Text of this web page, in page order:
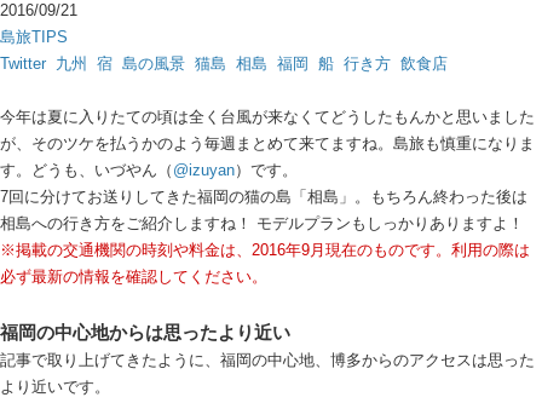
2016/09/21
島旅TIPS
Twitter 九州 宿 島の風景 猫島 相島 福岡 船 行き方 飲食店
今年は夏に入りたての頃は全く台風が来なくてどうしたもんかと思いました
が、そのツケを払うかのよう毎週まとめて来てますね。島旅も慎重になりま
す。どうも、いづやん（ @izuyan）です。
7回に分けてお送りしてきた福岡の猫の島「相島」。もちろん終わった後は
相島への行き方をご紹介しますね！ モデルプランもしっかりありますよ！
※掲載の交通機関の時刻や料金は、2016年9月現在のものです。利用の際は
必ず最新の情報を確認してください。
福岡の中心地からは思ったより近い
記事で取り上げてきたように、福岡の中心地、博多からのアクセスは思った
より近いです。